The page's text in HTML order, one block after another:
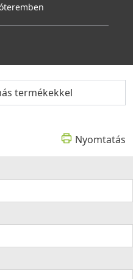
termékekkel
Nyomtatás